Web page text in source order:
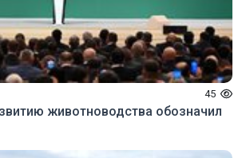
45
животноводства обозначил